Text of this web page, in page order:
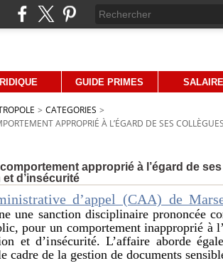
GUIDE PRIMES
> CATEGORIES >
APPROPRIÉ À L’ÉGARD DE SES
approprié à l’égard de
d’insécurité
d’appel (CAA) de
une sanction disciplinaire prononcée
pour un comportement inapproprié à
et d’insécurité. L’affaire aborde
cadre de la gestion de documents